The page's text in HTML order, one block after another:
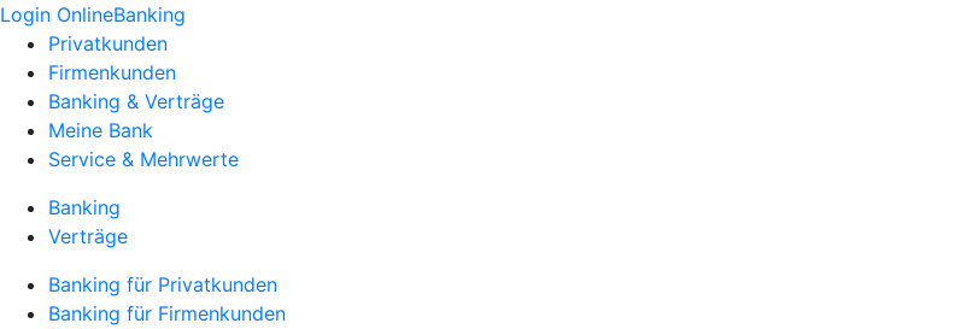
Login OnlineBanking
Privatkunden
Firmenkunden
Banking & Verträge
Meine Bank
Service & Mehrwerte
Banking
Verträge
Banking für Privatkunden
Banking für Firmenkunden